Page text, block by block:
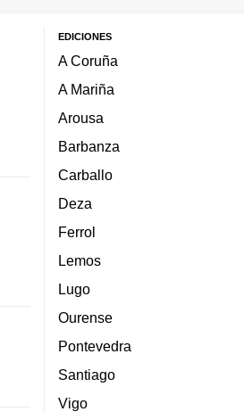
EDICIONES
A Coruña
A Mariña
Arousa
Barbanza
Carballo
Deza
Ferrol
Lemos
Lugo
Ourense
Pontevedra
Santiago
Vigo